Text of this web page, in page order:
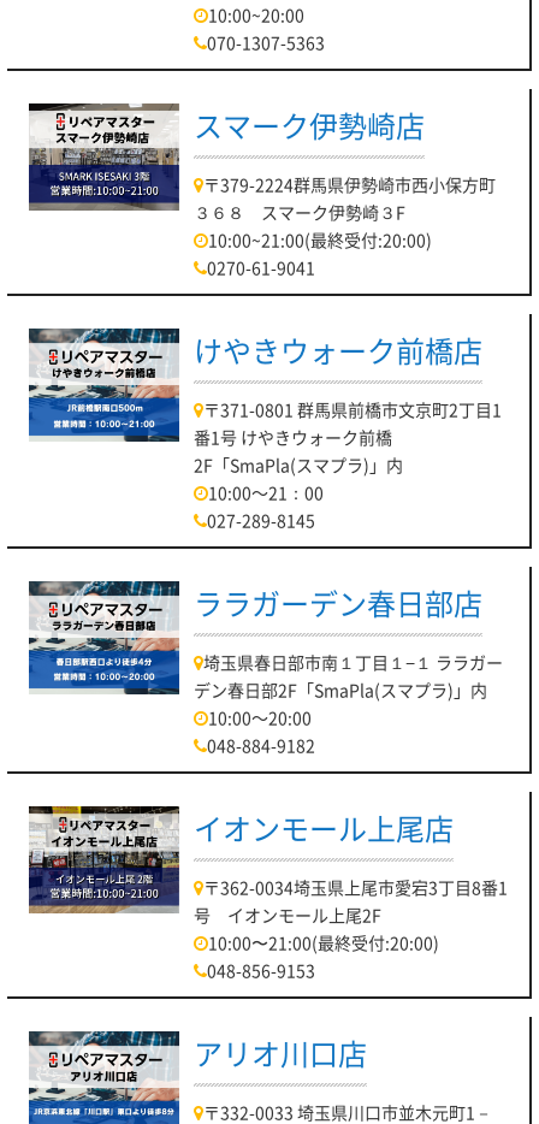
10:00~20:00
070-1307-5363
スマーク伊勢崎店
〒379-2224群馬県伊勢崎市西小保方町
３６８ スマーク伊勢崎３F
10:00~21:00(最終受付:20:00)
0270-61-9041
けやきウォーク前橋店
〒371-0801 群馬県前橋市文京町2丁目1
番1号 けやきウォーク前橋
2F「SmaPla(スマプラ)」内
10:00～21：00
027-289-8145
ララガーデン春日部店
埼玉県春日部市南１丁目１−１ ララガー
デン春日部2F「SmaPla(スマプラ)」内
10:00～20:00
048-884-9182
イオンモール上尾店
〒362-0034埼玉県上尾市愛宕3丁目8番1
号 イオンモール上尾2F
10:00〜21:00(最終受付:20:00)
048-856-9153
アリオ川口店
〒332-0033 埼玉県川口市並木元町1－